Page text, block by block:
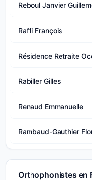
Reboul Janvier
Raffi François
Résidence Retraite
Rabiller Gilles
Renaud Emmanuelle
Rambaud-Gauthier
Orthophonistes en